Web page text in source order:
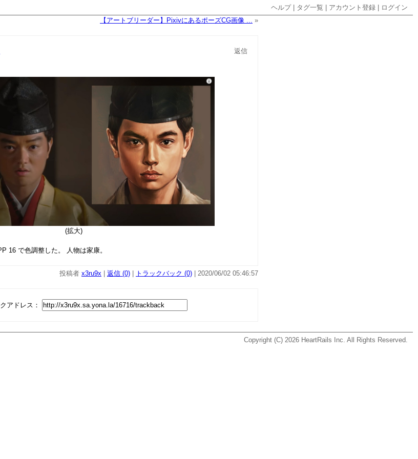
ヘルプ| タグ一覧 アカウント登録
ログイン
【アートブリーダー】PixivにあるポーズCG画像 ... »
返信
(拡大)
16 で色調整した。 人物は家康。
投稿者 x3ru9x 返信 (0) トラックバック (0) | 2020/06/02 05:46:57
アドレス：
Copyright (C) 2026 HeartRails Inc. All Rights Reserved.